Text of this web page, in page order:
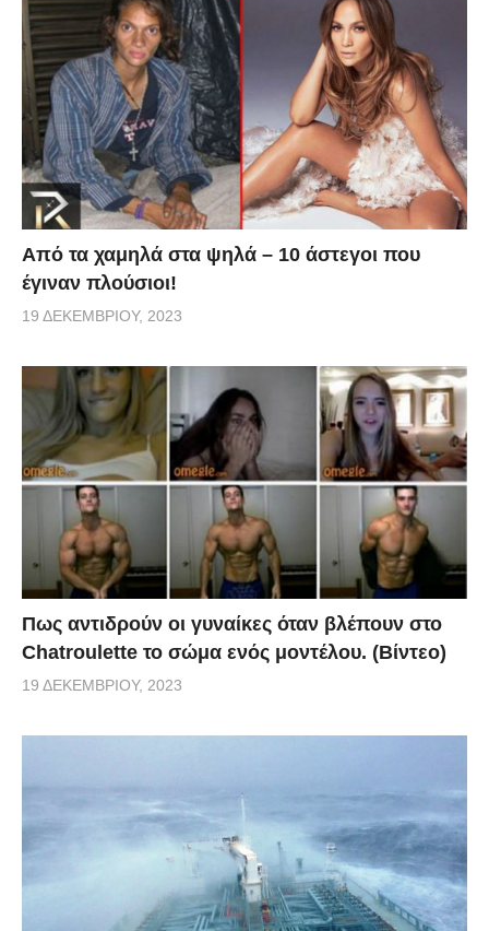
Από τα χαμηλά στα ψηλά – 10 άστεγοι που
έγιναν πλούσιοι!
19 ΔΕΚΕΜΒΡΊΟΥ, 2023
Πως αντιδρούν οι γυναίκες όταν βλέπουν στο
Chatroulette το σώμα ενός μοντέλου. (Βίντεο)
19 ΔΕΚΕΜΒΡΊΟΥ, 2023